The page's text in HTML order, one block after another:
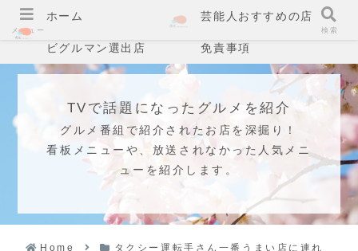
ホーム 芸能人おすすめの店
ビグルマン選出店 免責事項
TVで話題になったグルメを紹介
グルメ番組で紹介されたお店を深掘り！
看板メニューや、放送されなかった人気メニ
ューを紹介します。
Home
タクシー運転手さん一番うまい店に連れ
メニュー 検索